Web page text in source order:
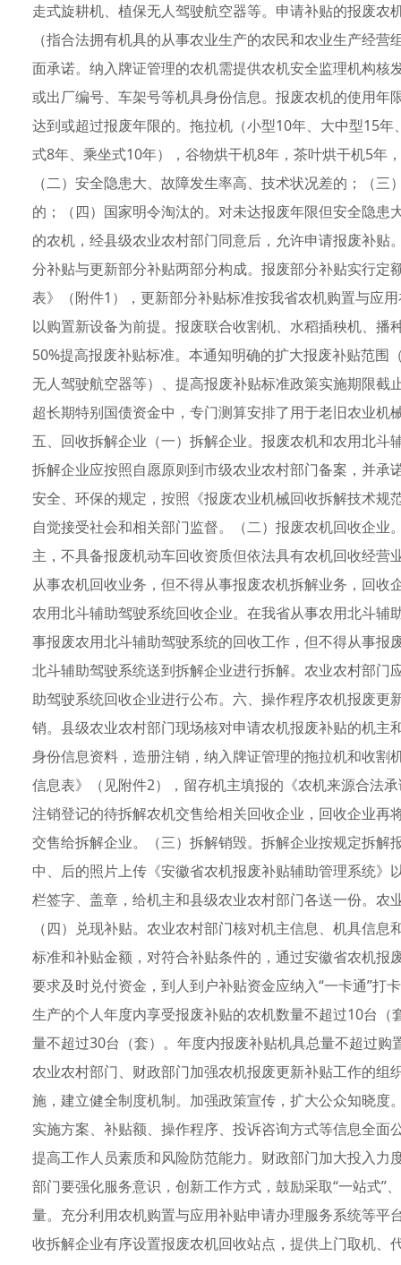
走式旋耕机、植保无人驾驶航空器等。申请补贴的报废
（指合法拥有机具的从事农业生产的农民和农业生产经
面承诺。纳入牌证管理的农机需提供农机安全监理机构
或出厂编号、车架号等机具身份信息。报废农机
达到或超过报废年限的。拖拉机（小型10年、大中型15
式8年、乘坐式10年），谷物烘干机8年，茶叶烘干机5年
（二）安全隐患大、故障发生率高、技术状况差的；（
的；（四）国家明令淘汰的。对未达报废年限但安全隐
的农机，经县级农业农村部门同意后，允许申请报废补
分补贴与更新部分补贴两部分构成。报废部分补贴实行
表》（附件1），更新部分补贴标准按我省农机购置与应
以购置新设备为前提。报废联合收割机、水稻插秧机、
50%提高报废补贴标准。本通知明确的扩大报废补贴范
无人驾驶航空器等）、提高报废补贴标准政策实施期限
超长期特别国债资金中，专门测算安排了用于老旧农业
五、回收拆解企业（一）拆解企业。报废农机和农用北
拆解企业应按照自愿原则到市级农业农村部门备案，并
安全、环保的规定，按照《报废农业机械回收拆解技术
自觉接受社会和相关部门监督。（二）报废农机回收企
主，不具备报废机动车回收资质但依法具有农机回收经
从事农机回收业务，但不得从事报废农机拆解业务，回
农用北斗辅助驾驶系统回收企业。在我省从事农用北斗
事报废农用北斗辅助驾驶系统的回收工作，但不得从事
北斗辅助驾驶系统送到拆解企业进行拆解。农业农村部
助驾驶系统回收企业进行公布。六、操作程序农机报废
销。县级农业农村部门现场核对申请农机报废补贴的机
身份信息资料，造册注销，纳入牌证管理的拖拉机和收
信息表》（见附件2），留存机主填报的《农机来源合法
注销登记的待拆解农机交售给相关回收企业，回收企业
交售给拆解企业。（三）拆解销毁。拆解企业按规定拆
中、后的照片上传《安徽省农机报废补贴辅助管理系统
栏签字、盖章，给机主和县级农业农村部门各送一份。
（四）兑现补贴。农业农村部门核对机主信息、机具信
标准和补贴金额，对符合补贴条件的，通过安徽省农机
要求及时兑付资金，到人到户补贴资金应纳入“一卡通”打
生产的个人年度内享受报废补贴的农机数量不超过10台
量不超过30台（套）。年度内报废补贴机具总量不超过
农业农村部门、财政部门加强农机报废更新补贴工作的
施，建立健全制度机制。加强政策宣传，扩大公众知晓
实施方案、补贴额、操作程序、投诉咨询方式等信息全
提高工作人员素质和风险防范能力。财政部门加大投入
部门要强化服务意识，创新工作方式，鼓励采取“一站式”
量。充分利用农机购置与应用补贴申请办理服务系统等
收拆解企业有序设置报废农机回收站点，提供上门取机